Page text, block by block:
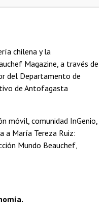
chilena y la
Magazine, a través de
del Departamento de
de Antofagasta
móvil, comunidad InGenio,
a María Tereza Ruiz:
Mundo Beauchef,